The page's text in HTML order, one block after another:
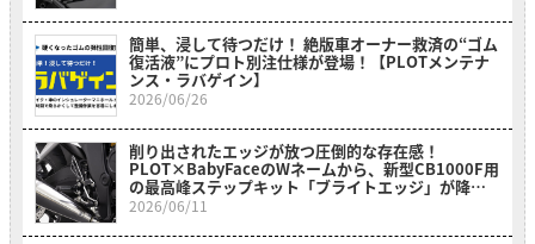
簡単、浸して待つだけ！ 絶版車オーナー救済の“ゴム
復活液”にプロト別注仕様が登場！【PLOTメンテナ
ンス・ラバゲイン】
2026/06/26
削り出されたエッジが放つ圧倒的な存在感！
PLOT×BabyFaceのWネームから、新型CB1000F用
の最高峰ステップキット「ブライトエッジ」が降
臨！
2026/06/11